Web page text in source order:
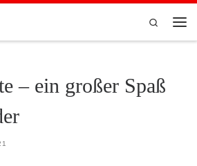
Search
– ein großer Spaß